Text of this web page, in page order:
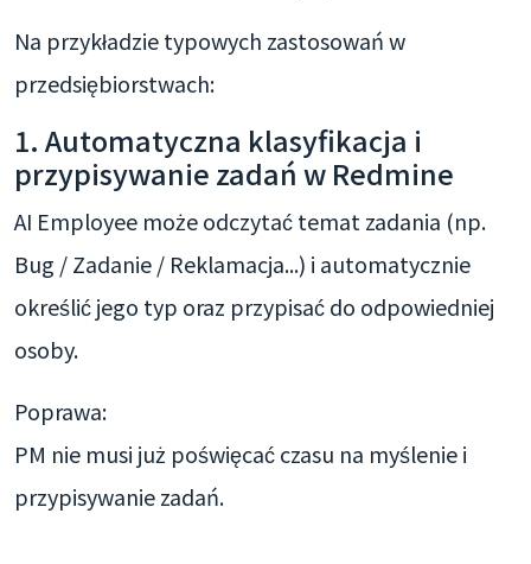
Na przykładzie typowych zastosowań w
przedsiębiorstwach:
1. Automatyczna klasyfikacja i
przypisywanie zadań w Redmine
AI Employee może odczytać temat zadania (np.
Bug / Zadanie / Reklamacja...) i automatycznie
określić jego typ oraz przypisać do odpowiedniej
osoby.
Poprawa:
PM nie musi już poświęcać czasu na myślenie i
przypisywanie zadań.